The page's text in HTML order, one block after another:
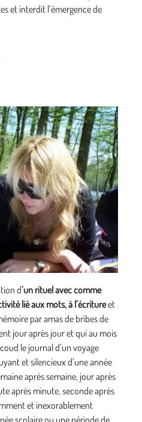
et interdit l’émergence de
d’un rituel avec comme
lié aux mots, à l’écritureet
par amas de bribes de
jour après jour et qui au mois
le journal d’un voyage
et silencieux d’une année
après semaine, jour après
après minute, seconde après
et inexorablement
scolaire ou une période de